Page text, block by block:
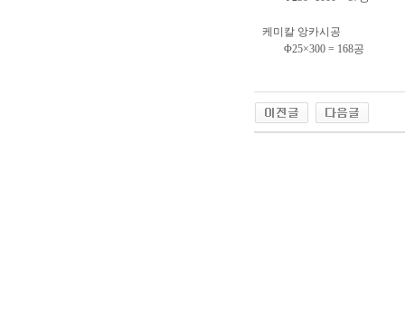
케미칼 앙카시공
Φ25×300 = 168공